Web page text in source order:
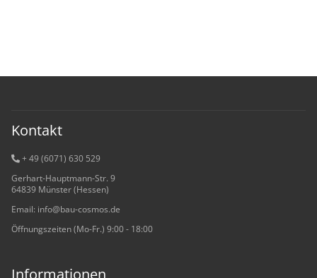
Kontakt
+ 49 (6071) 630 529
Gerhart-Hauptmann-Str. 9
64839 Münster (Hessen)
Email: info@bau-cosmos.de
Öffnungszeiten (Mo-Fr.) 9:00 - 18:00
Informationen